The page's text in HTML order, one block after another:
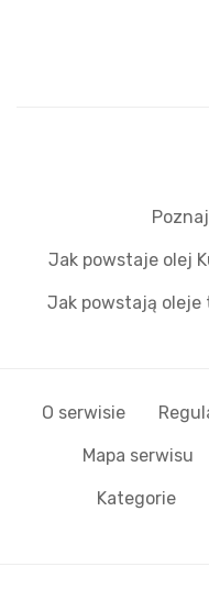
Jak powstaje olej
Jak powstają oleje
O serwisie
Mapa serwisu
Kategorie